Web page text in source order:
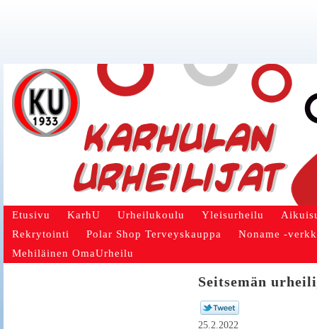
Etusivu KarhU Urheilukoulu Yleisurheilu
Rekrytointi
Polar Shop Terveyskauppa
Noname -
Mehiläinen OmaUrheilu
Seitsemän
25.2.2022